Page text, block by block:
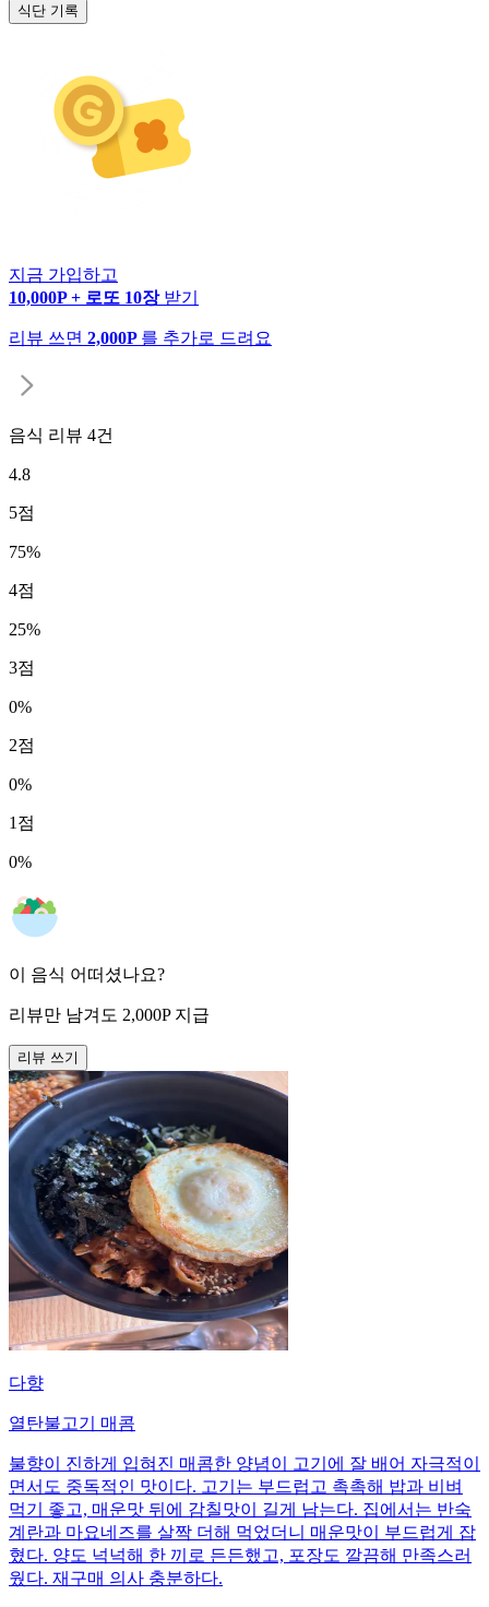
식단 기록
지금 가입하고
10,000P + 로또 10장 받기
리뷰 쓰면 2,000P 를 추가로 드려요
음식 리뷰 4건
4.8
5점
75%
4점
25%
3점
0%
2점
0%
1 점
0%
이 음식 어떠셨나요?
리뷰만 남겨도 2,000P 지급
리뷰 쓰기
다향
열탄불고기 매콤
불향이 진하게 입혀진 매콤한 양념이 고기에 잘 배어 자극적이
면서도 중독적인 맛이다. 고기는 부드럽고 촉촉해 밥과 비벼
먹기 좋고, 매운맛 뒤에 감칠맛이 길게 남는다. 집에서는 반숙
계란과 마요네즈를 살짝 더해 먹었더니 매운맛이 부드럽게 잡
혔다. 양도 넉넉해 한 끼로 든든했고, 포장도 깔끔해 만족스러
웠다. 재구매 의사 충분하다.